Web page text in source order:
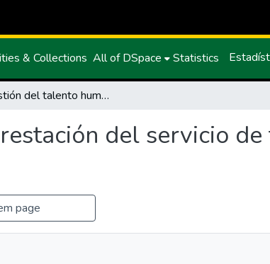
& Collections All of DSpace Statistics
La gestión del talento humano y la prestación del servicio de televisión por cable en la ciudad de Tulcán
del servicio
page